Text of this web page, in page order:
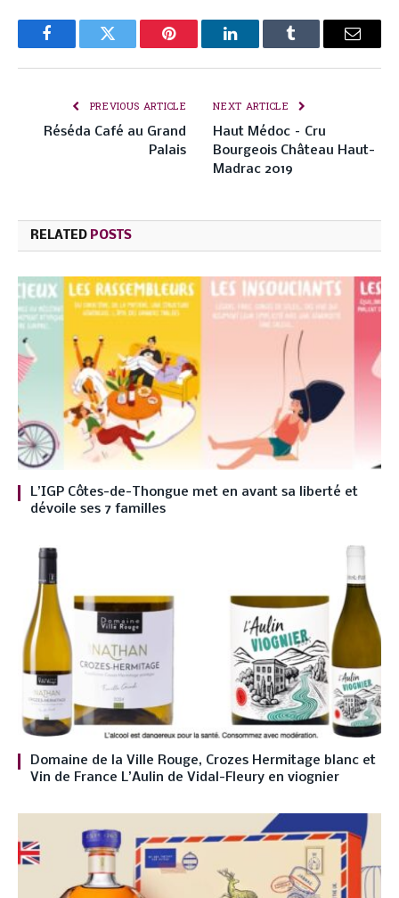
FacebookTwitter Pinterest LinkedInTumblr Email
PREVIOUS ARTICLE
Réséda Café au Grand
Palais
NEXT ARTICLE
Haut Médoc – Cru
Bourgeois Château Haut-
Madrac 2019
RELATED POSTS
L’IGP Côtes-de-Thongue met en avant sa liberté et
dévoile ses 7 familles
Domaine de la Ville Rouge, Crozes Hermitage blanc et
Vin de France L’Aulin de Vidal-Fleury en viognier